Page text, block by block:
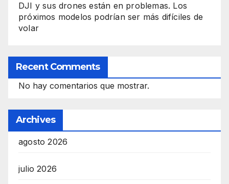
DJI y sus drones están en problemas. Los
próximos modelos podrían ser más difíciles de
volar
Recent Comments
No hay comentarios que mostrar.
Archives
agosto 2026
julio 2026